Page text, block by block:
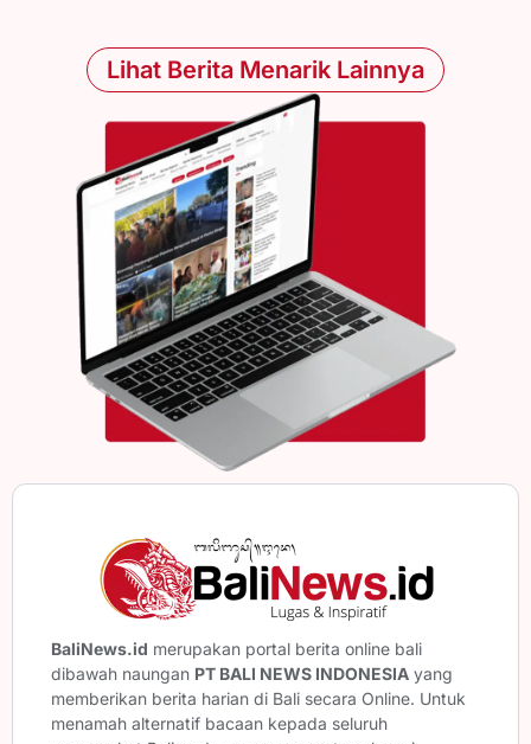
Lihat Berita Menarik Lainnya
BaliNews.id merupakan portal berita online bali
dibawah naungan PT BALI NEWS INDONESIA yang
memberikan berita harian di Bali secara Online. Untuk
menamah alternatif bacaan kepada seluruh